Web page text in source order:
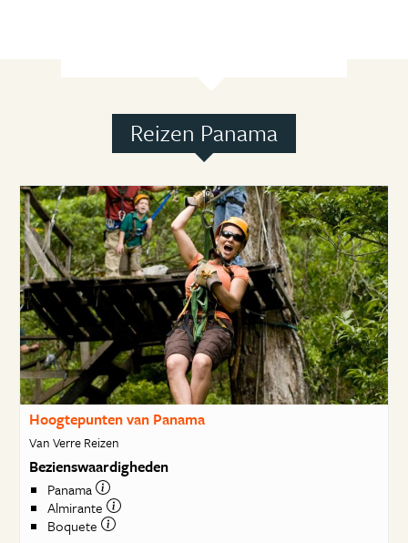
Reizen Panama
Hoogtepunten van Panama
Van Verre Reizen
Bezienswaardigheden
Panama
Almirante
Boquete